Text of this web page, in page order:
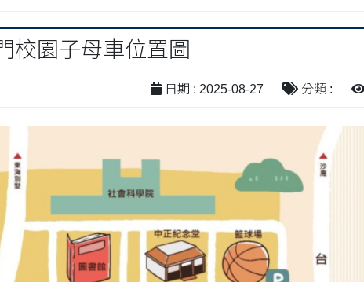
校園子母車位置圖
日期 : 2025-08-27 分類 :